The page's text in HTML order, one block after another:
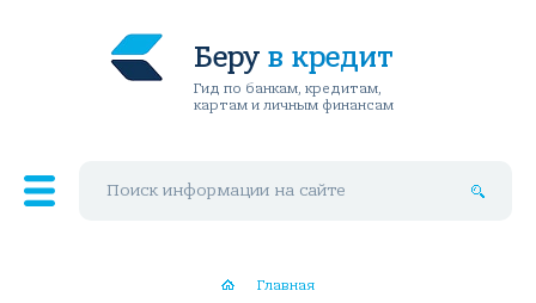
Беру в кредит
Гид по банкам, кредитам,
картам и личным финансам
Главная